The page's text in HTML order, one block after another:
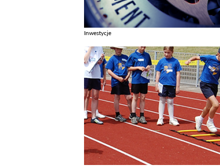
Inwestycje